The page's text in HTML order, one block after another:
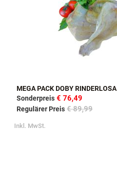
MEGA PACK DOBY RINDERLOSA
Sonderpreis € 76,49
Regulärer Preis € 89,99
Inkl. MwSt.